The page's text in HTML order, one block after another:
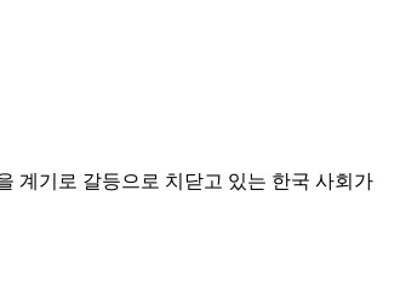
계기로 갈등으로 치닫고 있는 한국 사회가